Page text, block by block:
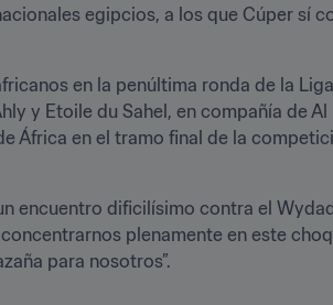
egipcios, a los que Cúper sí
en la penúltima ronda de la
y Etoile du Sahel, en compañía de
África en el tramo final de la
encuentro dificilísimo contra el
plenamente en este